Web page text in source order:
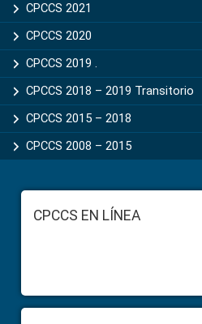
CPCCS 2021
CPCCS 2020
CPCCS 2019 .
CPCCS 2018 – 2019 Transitorio
CPCCS 2015 – 2018
CPCCS 2008 – 2015
FooterCPCCS EN LÍNEA